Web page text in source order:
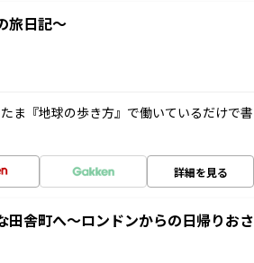
旅日記～
ま『地球の歩き方』で働いているだけで書
詳細を見る
舎町へ～ロンドンからの日帰りおさ